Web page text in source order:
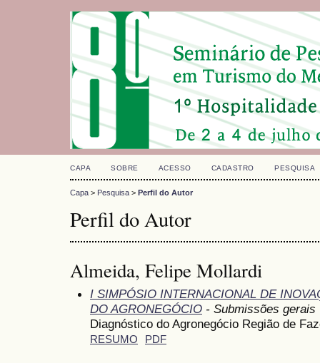
CAPA SOBRE ACESSO CADASTRO PESQUISA
Capa > Pesquisa > Perfil do Autor
Perfil do Autor
Almeida, Felipe Mollardi
I SIMPÓSIO INTERNACIONAL DE
DO AGRONEGÓCIO - Submissões gerais
Diagnóstico do Agronegócio Região de
RESUMO PDF